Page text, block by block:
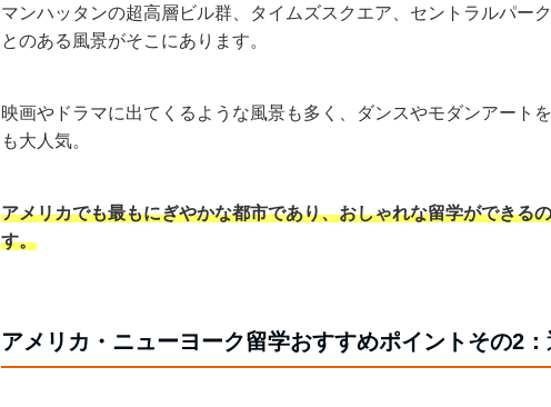
マンハッタンの超高層ビル群、タイムズスクエア、セントラルパー
とのある風景がそこにあります。
映画やドラマに出てくるような風景も多く、ダンスやモダンアート
も大人気。
アメリカでも最もにぎやかな都市であり、おしゃれな留学ができる
す。
アメリカ・ニューヨーク留学おすすめポイントその2